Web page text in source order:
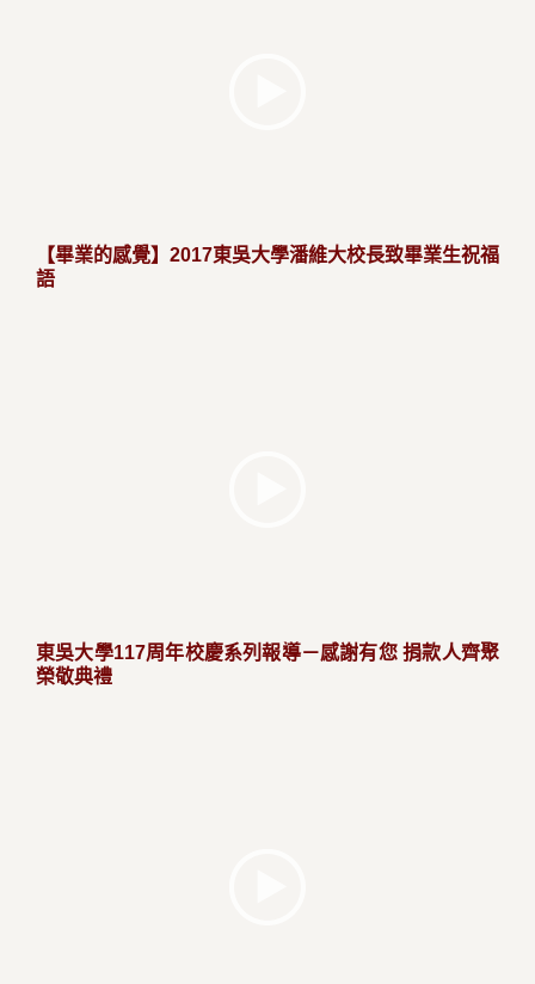
【畢業的感覺】2017東吳大學潘維大校長致畢業生祝福
語
東吳大學117周年校慶系列報導－感謝有您 捐款人齊聚
榮敬典禮